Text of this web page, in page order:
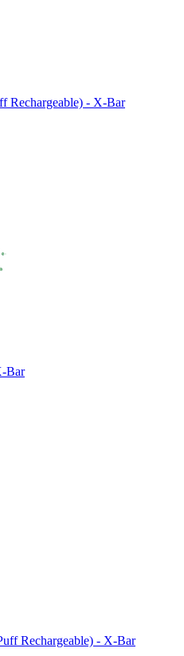
Rechargeable) - X-Bar
Bar
Rechargeable) - X-Bar